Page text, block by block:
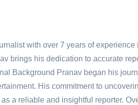
with over 7 years of experience
brings his dedication to accurate
Background Pranav began his
His commitment to
a reliable and insightful reporter.